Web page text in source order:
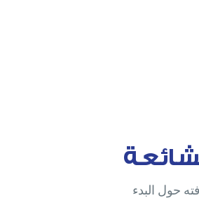
حول البدء